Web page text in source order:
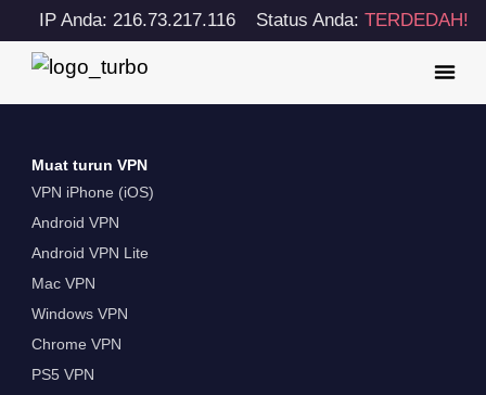
IP Anda: 216.73.217.116 Status Anda: TERDEDAH!
Muat turun VPN
VPN iPhone (iOS)
Android VPN
Android VPN Lite
Mac VPN
Windows VPN
Chrome VPN
PS5 VPN